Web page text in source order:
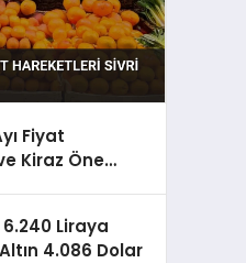
Fiyat
Kiraz Öne
Liraya
4.086 Dolar